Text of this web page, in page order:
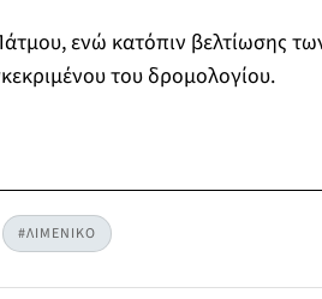
ενώ κατόπιν βελτίωσης
του δρομολογίου.
#ΛΙΜΕΝΙΚΟ